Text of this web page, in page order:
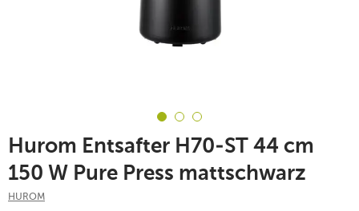
Hurom Entsafter H70-ST 44 cm
150 W Pure Press mattschwarz
HUROM